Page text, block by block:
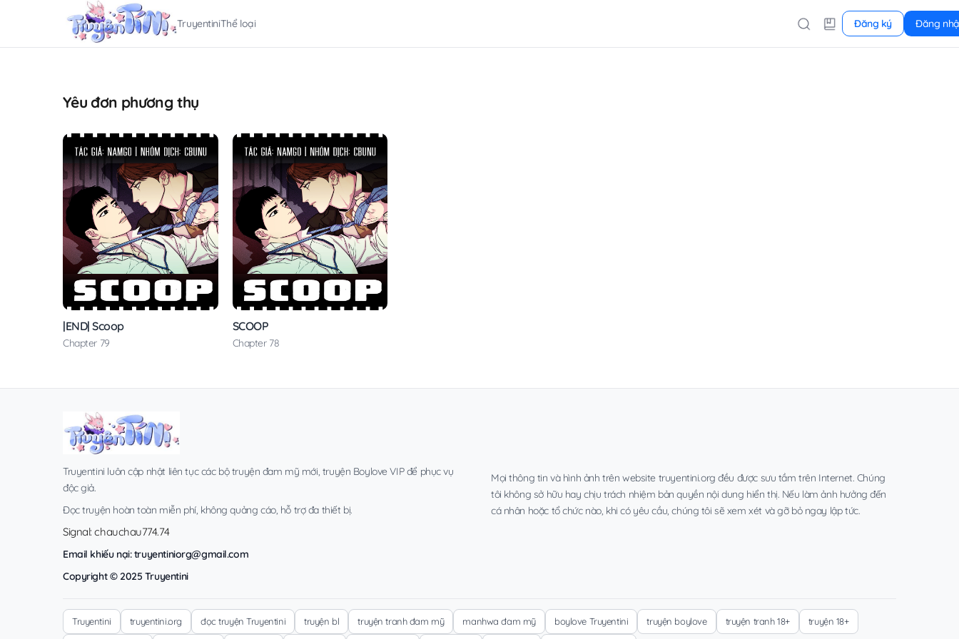
TruyentiniThể loại Đăng ký Đăng
Yêu đơn phương thụ
|END| Scoop
Chapter 79
SCOOP
Chapter 78
Truyentini luôn cập nhật liên tục các bộ truyện đam mỹ mới, truyện Boylove VIP để phục vụ
độc giả.
Đọc truyện hoàn toàn miễn phí, không quảng cáo, hỗ trợ đa thiết bị.
Signal: chauchau774.74
Email khiếu nại:truyentiniorg@gmail.com
Copyright © 2025 Truyentini
Mọi thông tin và hình ảnh trên website truyentini.org đều được sưu tầm trên Internet. Chúng
tôi không sở hữu hay chịu trách nhiệm bản quyền nội dung hiển thị. Nếu làm ảnh hưởng đến
cá nhân hoặc tổ chức nào, khi có yêu cầu, chúng tôi sẽ xem xét và gỡ bỏ ngay lập tức.
Truyentini truyentini.org đọc truyện Truyentini truyện bl truyện tranh đam mỹ manhwa đam mỹ boylove Truyentini truyện boylove truyện tranh 18+ truyện 18+